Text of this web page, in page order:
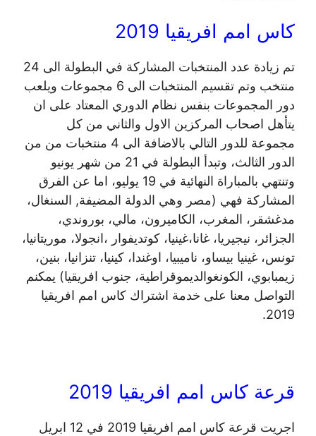
كاس امم افريقيا 2019
تم زيادة عدد المنتخبات المشاركة في البطولة الى 24
منتخب وتم تقسيم المنتخبات الى 6 مجموعات ويلعب
دور المجموعات بنفس نظام الدوري المعتاد على ان
يتأهل اصحاب المركزين الاول والثاني من كل
مجموعة للدور التالي بالاضافة الى 4 منتخبات من من
الدور الثالث، وتبدأ البطولة في 21 من شهر يونيو
وتنتهي بالمباراة النهائية في 19 يوليو، اما عن الفرق
المشاركة فهي (مصر وهي الدولة المضيفة, السنغال،
مدغشقر، المغرب، الكاميرون، مالي، بوروندي،
الجزائر، نيجيريا، غانا،غينيا، كوتديفوار ،انجولا، موريتانيا،
تونس، غينيا بيساو، ناميبيا، اوغندا، كينيا، تنزانيا، بنين،
زيمبابوي، الكونغوالديموقراطية، جنوب افريقيا) يمكنم
التواصل معنا على خدمة اشتراك كاس امم افريقيا
2019.
قرعة كاس امم افريقيا 2019
اجريت قرعة كاس امم افريقيا 2019 في 12 ابريل